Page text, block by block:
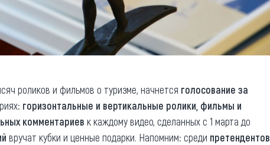
роликов и фильмов о туризме, начнется голосование за
горизонтальные и вертикальные ролики, фильмы и
комментариев к каждому видео, сделанных с 1 марта до
вручат кубки и ценные подарки. Напомним: среди претендентов